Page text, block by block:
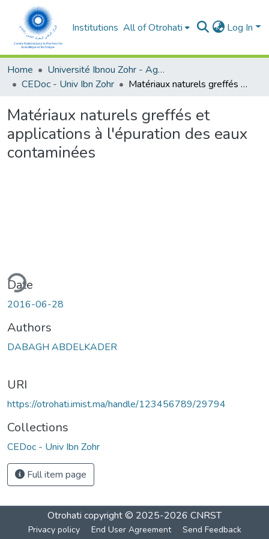
Institutions All of Otrohati Log In
Home
Université Ibnou Zohr - Agadir
CEDoc - Univ Ibn Zohr
Matériaux naturels greffés et applications à l'épuration des eaux contaminées
Matériaux naturels greffés et
applications à l'épuration des eaux
contaminées
Date
2016-06-28
Authors
DABAGH ABDELKADER
URI
https://otrohati.imist.ma/handle/123456789/29794
Collections
CEDoc - Univ Ibn Zohr
Full item page
Otrohati copyright © 2025-2026 CNRST
Privacy policy End User Agreement Send Feedback